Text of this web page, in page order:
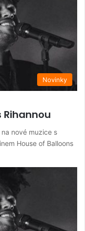
Novinky
Rihannou
nové muzice s
House of Balloons